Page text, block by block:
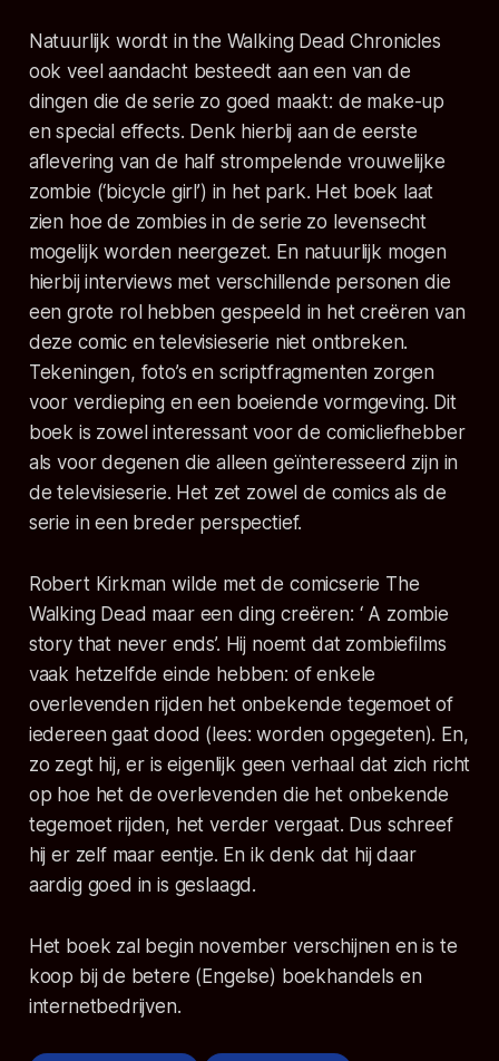
Natuurlijk wordt in the Walking Dead Chronicles
ook veel aandacht besteedt aan een van de
dingen die de serie zo goed maakt: de make-up
en special effects. Denk hierbij aan de eerste
aflevering van de half strompelende vrouwelijke
zombie (‘bicycle girl’) in het park. Het boek laat
zien hoe de zombies in de serie zo levensecht
mogelijk worden neergezet. En natuurlijk mogen
hierbij interviews met verschillende personen die
een grote rol hebben gespeeld in het creëren van
deze comic en televisieserie niet ontbreken.
Tekeningen, foto’s en scriptfragmenten zorgen
voor verdieping en een boeiende vormgeving. Dit
boek is zowel interessant voor de comicliefhebber
als voor degenen die alleen geïnteresseerd zijn in
de televisieserie. Het zet zowel de comics als de
serie in een breder perspectief.
Robert Kirkman wilde met de comicserie The
Walking Dead maar een ding creëren: ‘ A zombie
story that never ends’. Hij noemt dat zombiefilms
vaak hetzelfde einde hebben: of enkele
overlevenden rijden het onbekende tegemoet of
iedereen gaat dood (lees: worden opgegeten). En,
zo zegt hij, er is eigenlijk geen verhaal dat zich richt
op hoe het de overlevenden die het onbekende
tegemoet rijden, het verder vergaat. Dus schreef
hij er zelf maar eentje. En ik denk dat hij daar
aardig goed in is geslaagd.
Het boek zal begin november verschijnen en is te
koop bij de betere (Engelse) boekhandels en
internetbedrijven.